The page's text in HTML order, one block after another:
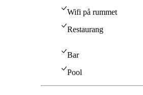
Wifi på rummet
Restaurang
Bar
Pool